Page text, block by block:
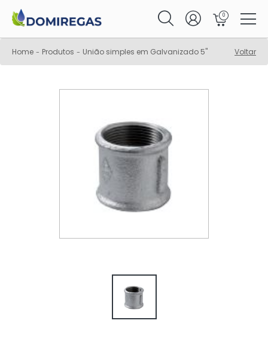
0
Home - Produtos - União simples em Galvanizado 5" Voltar